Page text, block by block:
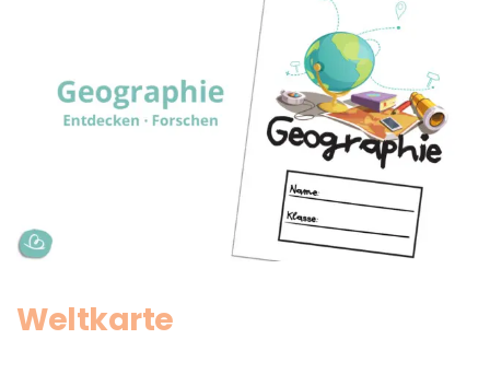
Weltkarte